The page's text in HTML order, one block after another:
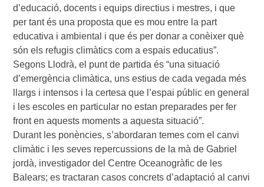
d’educació, docents i equips directius i mestres, i que
per tant és una proposta que es mou entre la part
educativa i ambiental i que és per donar a conèixer què
són els refugis climàtics com a espais educatius”.
Segons Llodrà, el punt de partida és “una situació
d’emergència climàtica, uns estius de cada vegada més
llargs i intensos i la certesa que l’espai públic en general
i les escoles en particular no estan preparades per fer
front en aquests moments a aquesta situació”.
Durant les ponències, s’abordaran temes com el canvi
climàtic i les seves repercussions de la mà de Gabriel
jordà, investigador del Centre Oceanogràfic de les
Balears; es tractaran casos concrets d’adaptació al canvi